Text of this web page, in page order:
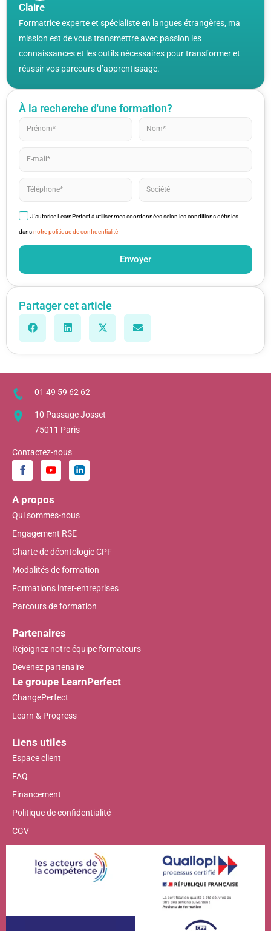
Claire
Formatrice experte et spécialiste en langues étrangères, ma
mission est de vous transmettre avec passion les
connaissances et les outils nécessaires pour transformer et
réussir vos parcours d’apprentissage.
À la recherche d'une formation?
J'autorise LearnPerfect à utiliser mes coordonnées selon les conditions définies
dansnotre politique de confidentialité
Envoyer
Partager cet article
01 49 59 62 62
10 Passage Josset
75011 Paris
Contactez-nous
A propos
Qui sommes-nous
Engagement RSE
Charte de déontologie CPF
Modalités de formation
Formations inter-entreprises
Parcours de formation
Partenaires
Rejoignez notre équipe formateurs
Devenez partenaire
Le groupe LearnPerfect
ChangePerfect
Learn & Progress
Liens utiles
Espace client
FAQ
Financement
Politique de confidentialité
CGV